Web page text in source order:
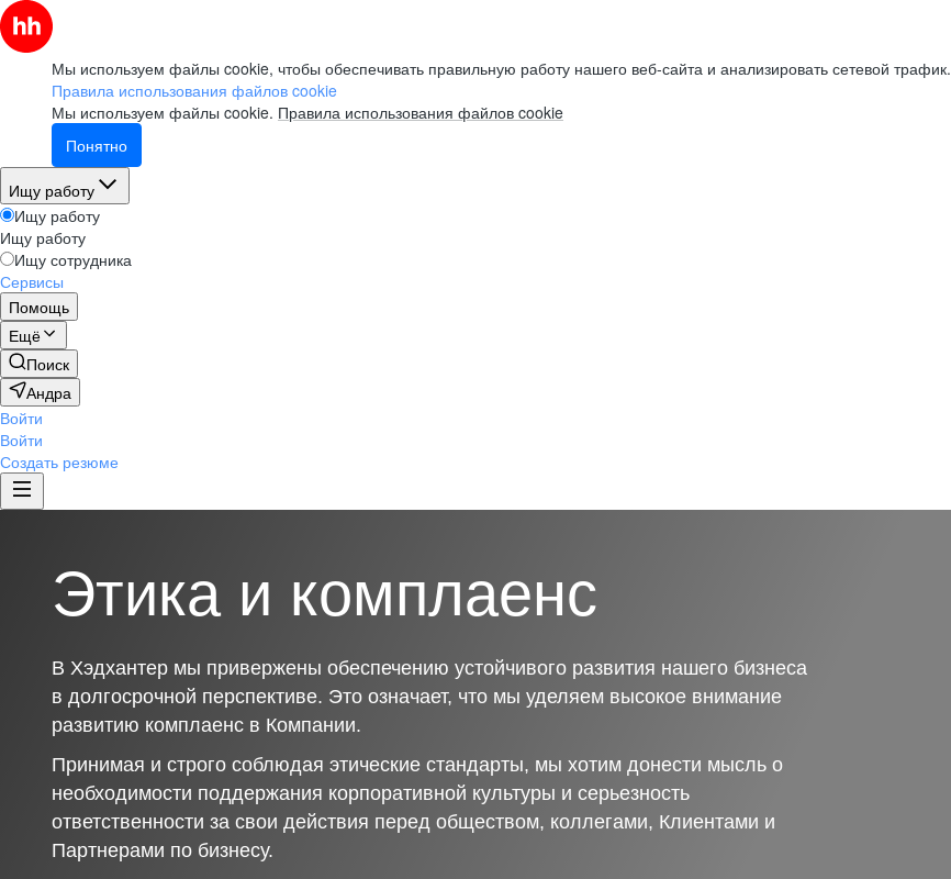
Мы используем файлы cookie, чтобы обеспечивать правильную работу нашего веб-сайта и анализировать сетевой трафик.
Правила использования файлов cookie
Мы используем файлы cookie. Правила использования файлов cookie
Понятно
Ищу работу
Ищу работу
Ищу работу
Ищу сотрудника
Сервисы
Помощь
Ещё
Поиск
Андра
Войти
Войти
Создать резюме
Этика и комплаенс
В Хэдхантер мы привержены обеспечению устойчивого развития нашего бизнеса
в долгосрочной перспективе. Это означает, что мы уделяем высокое внимание
развитию комплаенс в Компании.
Принимая и строго соблюдая этические стандарты, мы хотим донести мысль о
необходимости поддержания корпоративной культуры и серьезность
ответственности за свои действия перед обществом, коллегами, Клиентами и
Партнерами по бизнесу.